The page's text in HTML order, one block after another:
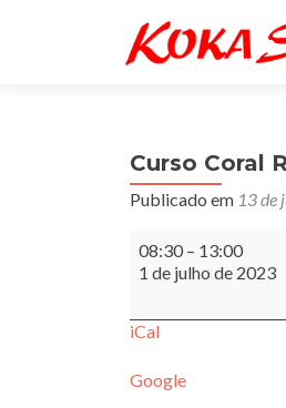
Curso Coral
Publicado em 13 de
Curso
Coral
Reef
Presencial
08:30 – 13:00
1 de julho de 2023
iCal
Google